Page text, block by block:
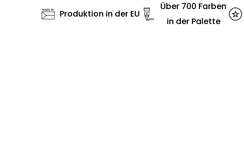
Produktion in der EU
Über 700 Farben
in der Palette